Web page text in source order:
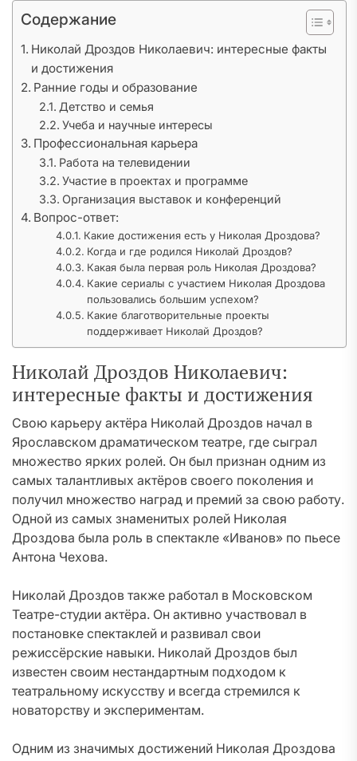
Содержание
Николай Дроздов Николаевич: интересные факты
и достижения
Ранние годы и образование
Детство и семья
Учеба и научные интересы
Профессиональная карьера
Работа на телевидении
Участие в проектах и программе
Организация выставок и конференций
Вопрос-ответ:
Какие достижения есть у Николая Дроздова?
Когда и где родился Николай Дроздов?
Какая была первая роль Николая Дроздова?
Какие сериалы с участием Николая Дроздова
пользовались большим успехом?
Какие благотворительные проекты
поддерживает Николай Дроздов?
Николай Дроздов Николаевич:
интересные факты и достижения
Свою карьеру актёра Николай Дроздов начал в
Ярославском драматическом театре, где сыграл
множество ярких ролей. Он был признан одним из
самых талантливых актёров своего поколения и
получил множество наград и премий за свою работу.
Одной из самых знаменитых ролей Николая
Дроздова была роль в спектакле «Иванов» по пьесе
Антона Чехова.
Николай Дроздов также работал в Московском
Театре-студии актёра. Он активно участвовал в
постановке спектаклей и развивал свои
режиссёрские навыки. Николай Дроздов был
известен своим нестандартным подходом к
театральному искусству и всегда стремился к
новаторству и экспериментам.
Одним из значимых достижений Николая Дроздова